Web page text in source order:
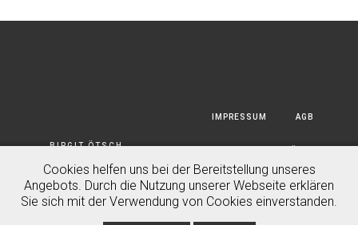
BIRGIT ÖTSCH
IMPRESSUM AGB
HAFTUNGSAUSSCHLUSS
Cookies helfen uns bei der Bereitstellung unseres
Angebots. Durch die Nutzung unserer Webseite erklären
Sie sich mit der Verwendung von Cookies einverstanden.